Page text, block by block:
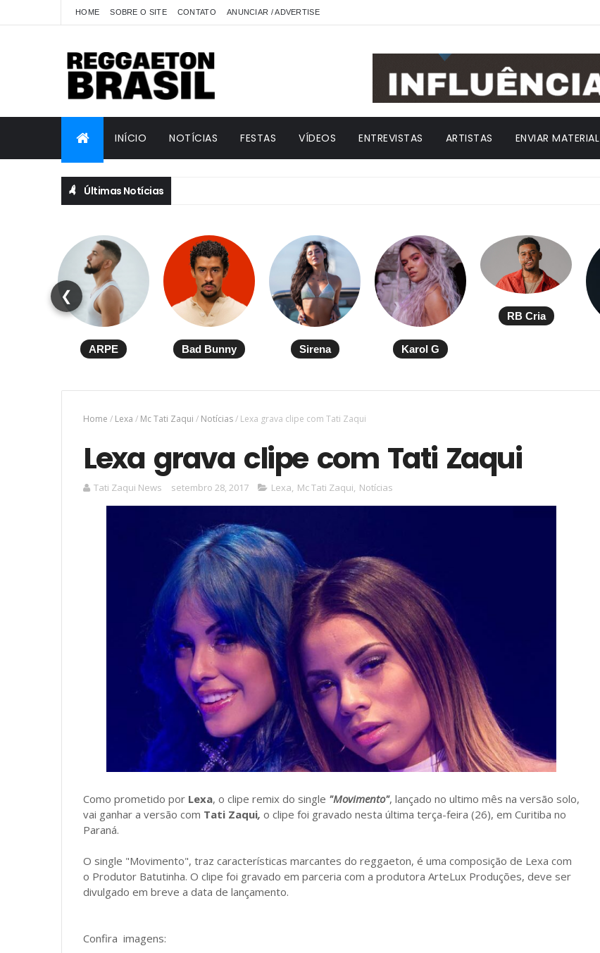
HOME SOBRE O SITE CONTATO ANUNCIAR / ADVERTISE
INÍCIO NOTÍCIAS FESTAS VÍDEOS ENTREVISTAS ARTISTAS ENVIAR MATERIAL
Últimas Notícias
❮
ARPE Bad Bunny Sirena Karol G
RB Cria
Home / Lexa / Mc Tati Zaqui / Notícias/ Lexa grava clipe com Tati Zaqui
Lexa grava clipe com Tati Zaqui
Tati Zaqui News setembro 28, 2017 Lexa, Mc Tati Zaqui, Notícias
Como prometido por Lexa, o clipe remix do single "Movimento", lançado no ultimo mês na versão solo,
vai ganhar a versão com Tati Zaqui, o clipe foi gravado nesta última terça-feira (26), em Curitiba no
Paraná.
O single "Movimento", traz características marcantes do reggaeton, é uma composição de Lexa com
o Produtor Batutinha. O clipe foi gravado em parceria com a produtora ArteLux Produções, deve ser
divulgado em breve a data de lançamento.
Confira imagens: